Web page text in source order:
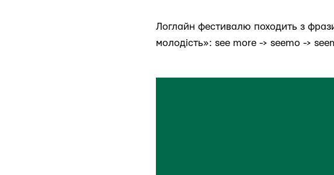
Логлайн фестивалю походить з
молодість»: see more -> seemo ->